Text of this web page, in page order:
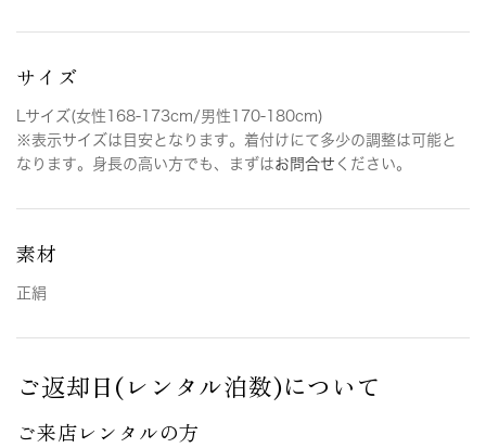
サイズ
Lサイズ(女性168-173cm/男性170-180cm)
※表示サイズは目安となります。着付けにて多少の調整は可能と
なります。身長の高い方でも、まずはお問合せ ください。
素材
正絹
ご返却日(レンタル泊数)について
ご来店レンタルの方